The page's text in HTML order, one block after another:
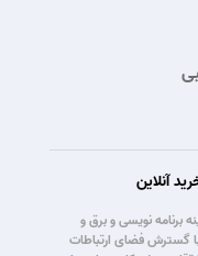
آنلاین
برنامه نویسی و برق و
کرد. با گسترش فضای ارتباطات